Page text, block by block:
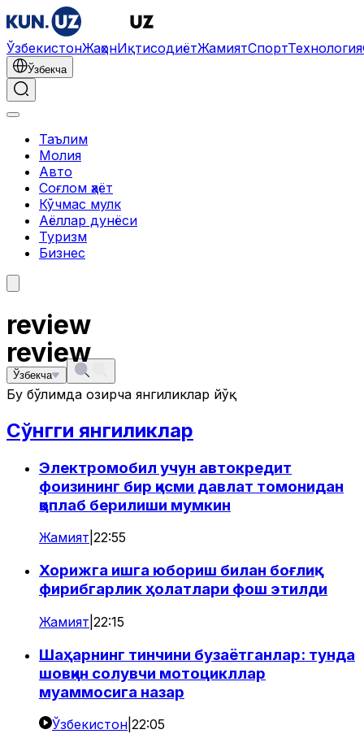
ЎзбекистонЖаҳонИқтисодиётЖамиятСпортТехнология
Ўзбекча
Таълим
Молия
Авто
Соғлом ҳаёт
Кўчмас мулк
Аёллар дунёси
Туризм
Бизнес
review
Ўзбекча
review
Бу бўлимда ҳозирча янгиликлар йўқ
Сўнгги янгиликлар
Электромобил учун автокредит
фоизининг бир қисми давлат томонидан
қоплаб берилиши мумкин
Жамият 22:55
Хорижга ишга юбориш билан боғлиқ
фирибгарлик ҳолатлари фош этилди
Жамият 22:15
Шаҳарнинг тинчини бузаётганлар: тунда
шовқин солувчи мотоцикллар
муаммосига назар
Ўзбекистон 22:05